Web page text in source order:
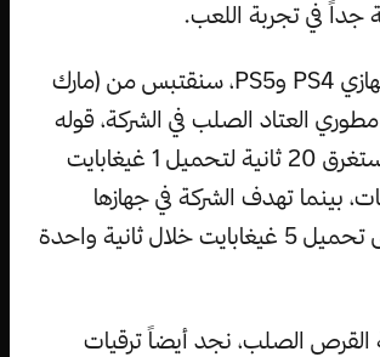
جداً في تجربة اللعب.
بالمقارنة بين جهازي PS4 وPS5، سنقتبس من (مارك
مطوري العتاد الصلب في الشركة، قوله
أن جهاز PS4 يستغرق 20 ثانية لتحميل 1 غيغابايت
بينما تهدف الشركة في جهازها
الجديد PS5 إلى تحميل 5 غيغابايت خلال ثانية واحدة
القرص الصلب، نجد أيضاً ترقيات